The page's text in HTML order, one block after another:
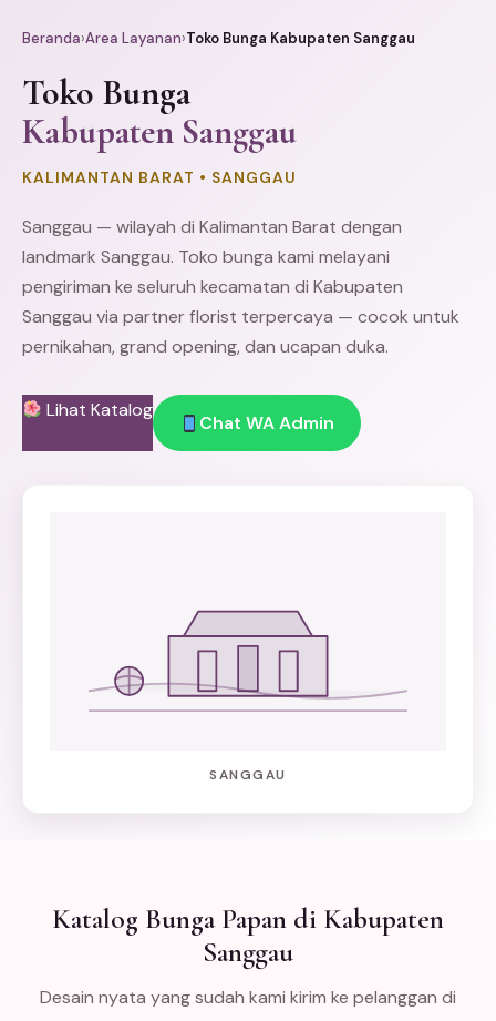
Beranda›Area Layanan›Toko Bunga Kabupaten Sanggau
Toko Bunga
Kabupaten Sanggau
KALIMANTAN BARAT • SANGGAU
Sanggau — wilayah di Kalimantan Barat dengan
landmark Sanggau. Toko bunga kami melayani
pengiriman ke seluruh kecamatan di Kabupaten
Sanggau via partner florist terpercaya — cocok untuk
pernikahan, grand opening, dan ucapan duka.
Lihat Katalog
Chat WA Admin
SANGGAU
Katalog Bunga Papan di Kabupaten
Sanggau
Desain nyata yang sudah kami kirim ke pelanggan di